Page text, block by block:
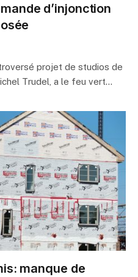
d’injonction
projet de studios de
Trudel, a le feu vert…
manque de